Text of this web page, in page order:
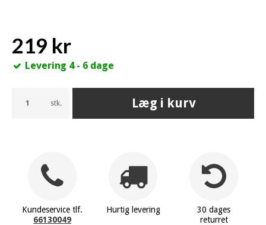
219 kr
Levering 4 - 6 dage
stk. Læg i kurv
Kundeservice tlf.
66130049
Hurtig levering
30 dages
returret